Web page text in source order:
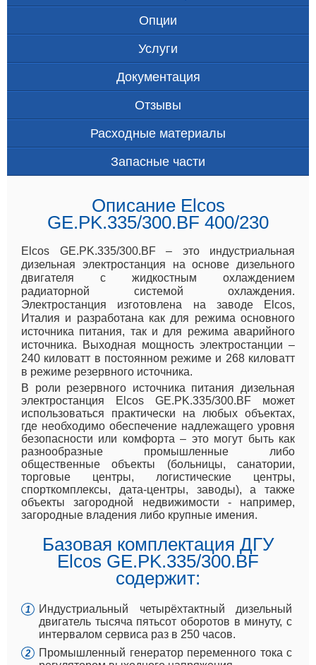
Опции
Услуги
Документация
Отзывы
Расходные материалы
Запасные части
Описание Elcos
GE.PK.335/300.BF 400/230
Elcos GE.PK.335/300.BF – это индустриальная
дизельная электростанция на основе дизельного
двигателя с жидкостным охлаждением
радиаторной системой охлаждения.
Электростанция изготовлена на заводе Elcos,
Италия и разработана как для режима основного
источника питания, так и для режима аварийного
источника. Выходная мощность электростанции –
240 киловатт в постоянном режиме и 268 киловатт
в режиме резервного источника.
В роли резервного источника питания дизельная
электростанция Elcos GE.PK.335/300.BF может
использоваться практически на любых объектах,
где необходимо обеспечение надлежащего уровня
безопасности или комфорта – это могут быть как
разнообразные промышленные либо
общественные объекты (больницы, санатории,
торговые центры, логистические центры,
спорткомплексы, дата-центры, заводы), а также
объекты загородной недвижимости - например,
загородные владения либо крупные имения.
Базовая комплектация ДГУ
Elcos GE.PK.335/300.BF
содержит:
Индустриальный четырёхтактный дизельный
двигатель тысяча пятьсот оборотов в минуту, с
интервалом сервиса раз в 250 часов.
Промышленный генератор переменного тока с